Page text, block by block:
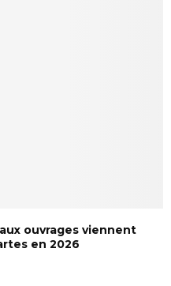
ouvrages viennent
en 2026